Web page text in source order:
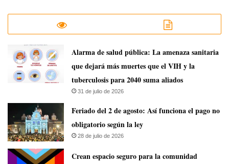
​Alarma de salud pública: La amenaza sanitaria
que dejará más muertes que el VIH y la
tuberculosis para 2040 suma aliados
31 de julio de 2026
Feriado del 2 de agosto: Así funciona el pago no
obligatorio según la ley
28 de julio de 2026
Crean espacio seguro para la comunidad